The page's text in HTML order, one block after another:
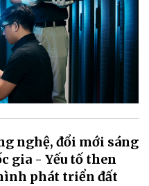
nghệ, đổi mới sáng
gia - Yếu tố then
phát triển đất